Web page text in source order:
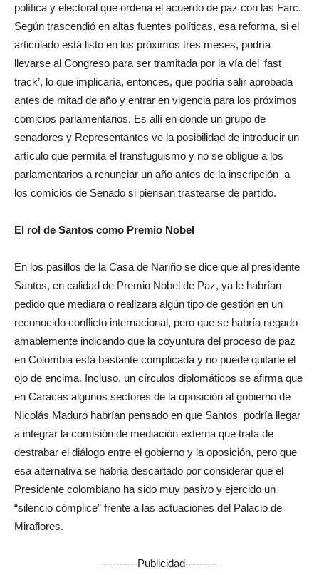
política y electoral que ordena el acuerdo de paz con las Farc.
Según trascendió en altas fuentes políticas, esa reforma, si el
articulado está listo en los próximos tres meses, podría
llevarse al Congreso para ser tramitada por la vía del ‘fast
track’, lo que implicaría, entonces, que podría salir aprobada
antes de mitad de año y entrar en vigencia para los próximos
comicios parlamentarios. Es allí en donde un grupo de
senadores y Representantes ve la posibilidad de introducir un
artículo que permita el transfuguismo y no se obligue a los
parlamentarios a renunciar un año antes de la inscripción a
los comicios de Senado si piensan trastearse de partido.
El rol de Santos como Premio Nobel
En los pasillos de la Casa de Nariño se dice que al presidente
Santos, en calidad de Premio Nobel de Paz, ya le habrían
pedido que mediara o realizara algún tipo de gestión en un
reconocido conflicto internacional, pero que se habría negado
amablemente indicando que la coyuntura del proceso de paz
en Colombia está bastante complicada y no puede quitarle el
ojo de encima. Incluso, un círculos diplomáticos se afirma que
en Caracas algunos sectores de la oposición al gobierno de
Nicolás Maduro habrían pensado en que Santos podría llegar
a integrar la comisión de mediación externa que trata de
destrabar el diálogo entre el gobierno y la oposición, pero que
esa alternativa se habría descartado por considerar que el
Presidente colombiano ha sido muy pasivo y ejercido un
“silencio cómplice” frente a las actuaciones del Palacio de
Miraflores.
----------Publicidad---------